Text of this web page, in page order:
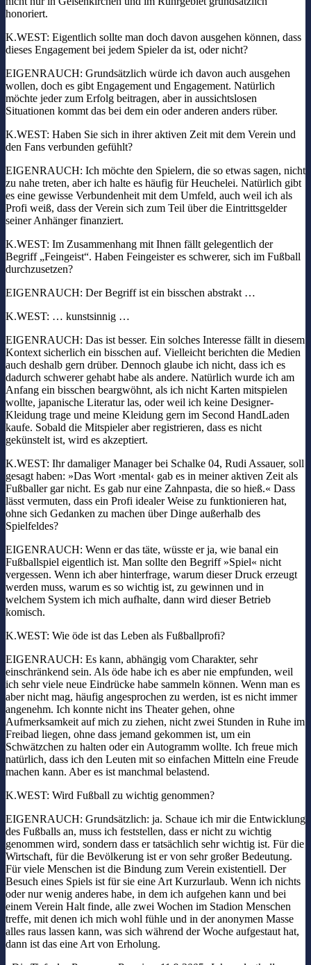
honoriert.
K.WEST: Eigentlich sollte man doch davon ausgehen können, dass
dieses Engagement bei jedem Spieler da ist, oder nicht?
EIGENRAUCH: Grundsätzlich würde ich davon auch ausgehen
wollen, doch es gibt Engagement und Engagement. Natürlich
möchte jeder zum Erfolg beitragen, aber in aussichtslosen
Situationen kommt das bei dem ein oder anderen anders rüber.
K.WEST: Haben Sie sich in ihrer aktiven Zeit mit dem Verein und
den Fans verbunden gefühlt?
EIGENRAUCH: Ich möchte den Spielern, die so etwas sagen, nicht
zu nahe treten, aber ich halte es häufig für Heuchelei. Natürlich gibt
es eine gewisse Verbundenheit mit dem Umfeld, auch weil ich als
Profi weiß, dass der Verein sich zum Teil über die Eintrittsgelder
seiner Anhänger finanziert.
K.WEST: Im Zusammenhang mit Ihnen fällt gelegentlich der
Begriff „Feingeist“. Haben Feingeister es schwerer, sich im Fußball
durchzusetzen?
EIGENRAUCH: Der Begriff ist ein bisschen abstrakt …
K.WEST: … kunstsinnig …
EIGENRAUCH: Das ist besser. Ein solches Interesse fällt in diesem
Kontext sicherlich ein bisschen auf. Vielleicht berichten die Medien
auch deshalb gern drüber. Dennoch glaube ich nicht, dass ich es
dadurch schwerer gehabt habe als andere. Natürlich wurde ich am
Anfang ein bisschen beargwöhnt, als ich nicht Karten mitspielen
wollte, japanische Literatur las, oder weil ich keine Designer-
Kleidung trage und meine Kleidung gern im Second HandLaden
kaufe. Sobald die Mitspieler aber registrieren, dass es nicht
gekünstelt ist, wird es akzeptiert.
K.WEST: Ihr damaliger Manager bei Schalke 04, Rudi Assauer, soll
gesagt haben: »Das Wort ›mental‹ gab es in meiner aktiven Zeit als
Fußballer gar nicht. Es gab nur eine Zahnpasta, die so hieß.« Dass
lässt vermuten, dass ein Profi idealer Weise zu funktionieren hat,
ohne sich Gedanken zu machen über Dinge außerhalb des
Spielfeldes?
EIGENRAUCH: Wenn er das täte, wüsste er ja, wie banal ein
Fußballspiel eigentlich ist. Man sollte den Begriff »Spiel« nicht
vergessen. Wenn ich aber hinterfrage, warum dieser Druck erzeugt
werden muss, warum es so wichtig ist, zu gewinnen und in
welchem System ich mich aufhalte, dann wird dieser Betrieb
komisch.
K.WEST: Wie öde ist das Leben als Fußballprofi?
EIGENRAUCH: Es kann, abhängig vom Charakter, sehr
einschränkend sein. Als öde habe ich es aber nie empfunden, weil
ich sehr viele neue Eindrücke habe sammeln können. Wenn man es
aber nicht mag, häufig angesprochen zu werden, ist es nicht immer
angenehm. Ich konnte nicht ins Theater gehen, ohne
Aufmerksamkeit auf mich zu ziehen, nicht zwei Stunden in Ruhe im
Freibad liegen, ohne dass jemand gekommen ist, um ein
Schwätzchen zu halten oder ein Autogramm wollte. Ich freue mich
natürlich, dass ich den Leuten mit so einfachen Mitteln eine Freude
machen kann. Aber es ist manchmal belastend.
K.WEST: Wird Fußball zu wichtig genommen?
EIGENRAUCH: Grundsätzlich: ja. Schaue ich mir die Entwicklung
des Fußballs an, muss ich feststellen, dass er nicht zu wichtig
genommen wird, sondern dass er tatsächlich sehr wichtig ist. Für die
Wirtschaft, für die Bevölkerung ist er von sehr großer Bedeutung.
Für viele Menschen ist die Bindung zum Verein existentiell. Der
Besuch eines Spiels ist für sie eine Art Kurzurlaub. Wenn ich nichts
oder nur wenig anderes habe, in dem ich aufgehen kann und bei
einem Verein Halt finde, alle zwei Wochen im Stadion Menschen
treffe, mit denen ich mich wohl fühle und in der anonymen Masse
alles raus lassen kann, was sich während der Woche aufgestaut hat,
dann ist das eine Art von Erholung.